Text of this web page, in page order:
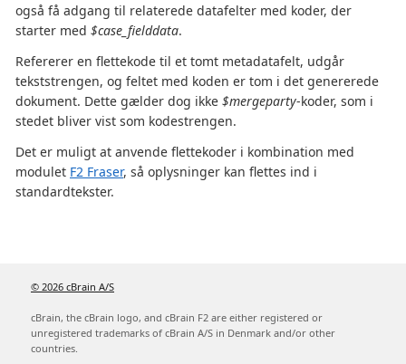
også få adgang til relaterede datafelter med koder, der
starter med $case_fielddata.
Refererer en flettekode til et tomt metadatafelt, udgår
tekststrengen, og feltet med koden er tom i det genererede
dokument. Dette gælder dog ikke $mergeparty-koder, som i
stedet bliver vist som kodestrengen.
Det er muligt at anvende flettekoder i kombination med
modulet F2 Fraser, så oplysninger kan flettes ind i
standardtekster.
© 2026 cBrain A/S
cBrain, the cBrain logo, and cBrain F2 are either registered or
unregistered trademarks of cBrain A/S in Denmark and/or other
countries.